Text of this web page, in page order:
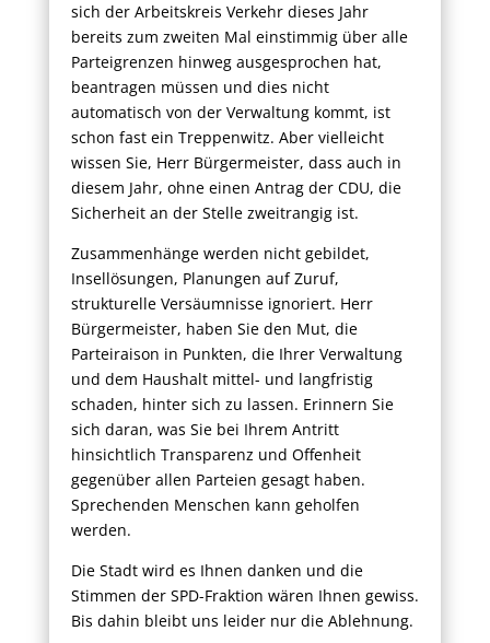
sich der Arbeitskreis Verkehr dieses Jahr
bereits zum zweiten Mal einstimmig über alle
Parteigrenzen hinweg ausgesprochen hat,
beantragen müssen und dies nicht
automatisch von der Verwaltung kommt, ist
schon fast ein Treppenwitz. Aber vielleicht
wissen Sie, Herr Bürgermeister, dass auch in
diesem Jahr, ohne einen Antrag der CDU, die
Sicherheit an der Stelle zweitrangig ist.
Zusammenhänge werden nicht gebildet,
Insellösungen, Planungen auf Zuruf,
strukturelle Versäumnisse ignoriert. Herr
Bürgermeister, haben Sie den Mut, die
Parteiraison in Punkten, die Ihrer Verwaltung
und dem Haushalt mittel- und langfristig
schaden, hinter sich zu lassen. Erinnern Sie
sich daran, was Sie bei Ihrem Antritt
hinsichtlich Transparenz und Offenheit
gegenüber allen Parteien gesagt haben.
Sprechenden Menschen kann geholfen
werden.
Die Stadt wird es Ihnen danken und die
Stimmen der SPD-Fraktion wären Ihnen gewiss.
Bis dahin bleibt uns leider nur die Ablehnung.